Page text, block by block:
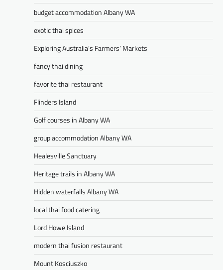
budget accommodation Albany WA
exotic thai spices
Exploring Australia’s Farmers’ Markets
fancy thai dining
favorite thai restaurant
Flinders Island
Golf courses in Albany WA
group accommodation Albany WA
Healesville Sanctuary
Heritage trails in Albany WA
Hidden waterfalls Albany WA
local thai food catering
Lord Howe Island
modern thai fusion restaurant
Mount Kosciuszko